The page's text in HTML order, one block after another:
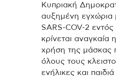
Κυπριακή
αυξημένη εγχώρια
SARS-COV-2 εντός
κρίνεται αναγκαία η
χρήση της μάσκας
όλους τους
ενήλικες και